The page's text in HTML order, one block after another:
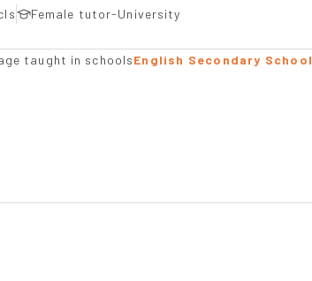
Female tutor-University
taught in schoolsEnglish Secondary School